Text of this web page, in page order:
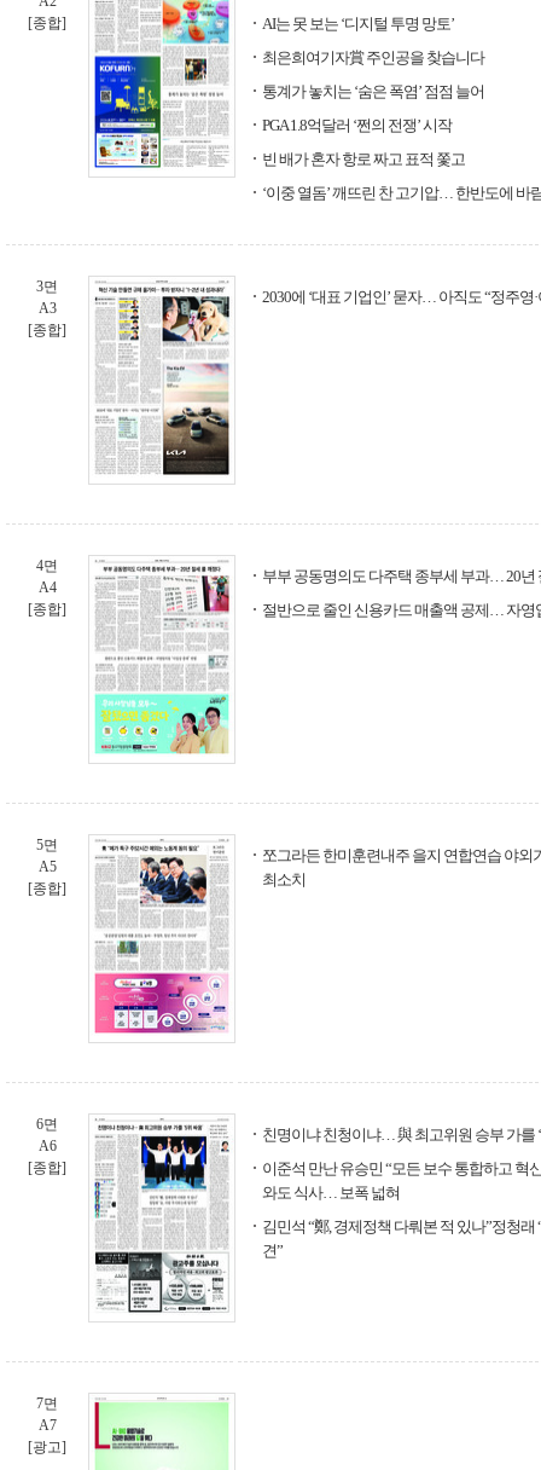
[종합]
AI는 못 보는 ‘디지털 투명 망토’
최은희여기자賞 주인공을 찾습니다
통계가 놓치는 ‘숨은 폭염’ 점점 늘어
PGA 1.8억달러 ‘쩐의 전쟁’ 시작
빈 배가 혼자 항로 짜고 표적 쫓고
‘이중 열돔’ 깨뜨린 찬 고기압… 한반도에 바
3면
A3
[종합]
2030에 ‘대표 기업인’ 묻자… 아직도 “정주영
4면
A4
[종합]
부부 공동명의도 다주택 종부세 부과… 20년
절반으로 줄인 신용카드 매출액 공제… 자영
5면
A5
[종합]
쪼그라든 한미훈련내주 을지 연합연습 야외
최소치
6면
A6
[종합]
친명이냐 친청이냐… 與 최고위원 승부 가를
이준석 만난 유승민 “모든 보수 통합하고 혁
와도 식사… 보폭 넓혀
김민석 “鄭, 경제정책 다뤄본 적 있나”정청래
견”
7면
A7
[광고]